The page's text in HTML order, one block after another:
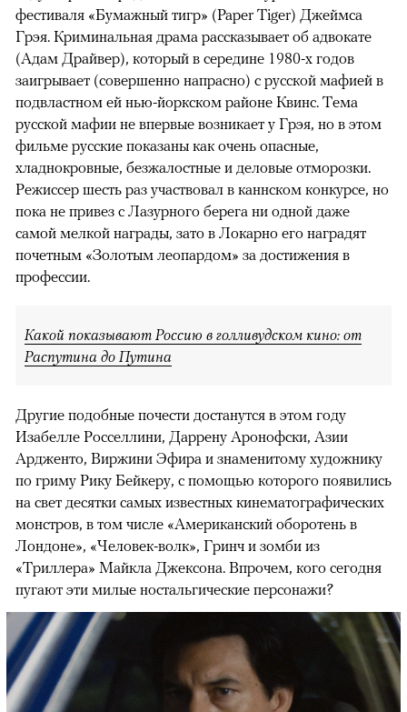
фестиваля «Бумажный тигр» (Paper Tiger) Джеймса
Грэя. Криминальная драма рассказывает об адвокате
(Адам Драйвер), который в середине 1980-х годов
заигрывает (совершенно напрасно) с русской мафией в
подвластном ей нью-йоркском районе Квинс. Тема
русской мафии не впервые возникает у Грэя, но в этом
фильме русские показаны как очень опасные,
хладнокровные, безжалостные и деловые отморозки.
Режиссер шесть раз участвовал в каннском конкурсе, но
пока не привез с Лазурного берега ни одной даже
самой мелкой награды, зато в Локарно его наградят
почетным «Золотым леопардом» за достижения в
профессии.
Какой показывают Россию в голливудском кино: от
Распутина до Путина
Другие подобные почести достанутся в этом году
Изабелле Росселлини, Даррену Аронофски, Азии
Ардженто, Виржини Эфира и знаменитому художнику
по гриму Рику Бейкеру, с помощью которого появились
на свет десятки самых известных кинематографических
монстров, в том числе «Американский оборотень в
Лондоне», «Человек-волк», Гринч и зомби из
«Триллера» Майкла Джексона. Впрочем, кого сегодня
пугают эти милые ностальгические персонажи?